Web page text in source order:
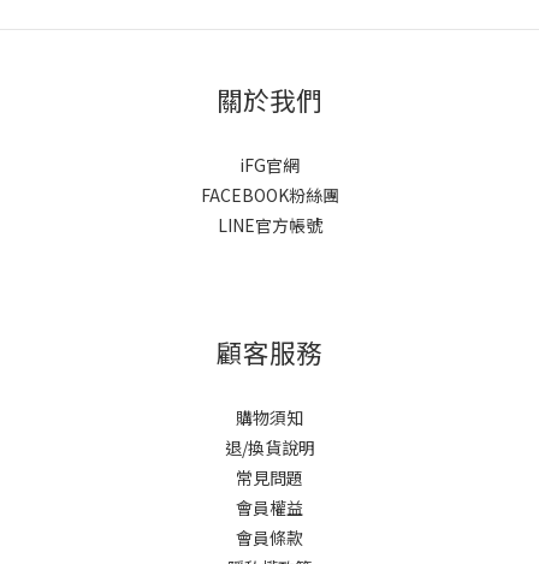
關於我們
iFG官網
FACEBOOK粉絲團
LINE官方帳號
顧客服務
購物須知
退/換貨說明
常見問題
會員權益
會員條款